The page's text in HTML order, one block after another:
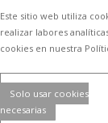
Recurrir Multa
derechos
Este sitio web utiliza
realizar labores
cookies en nuestra
Solo usar cookies
necesarias